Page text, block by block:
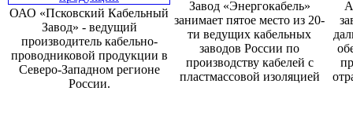
ОАО «Псковский Кабельный
Завод» - ведущий
производитель кабельно-
проводниковой продукции в
Северо-Западном регионе
России.
Завод «Энергокабель»
занимает пятое место из 20-
ти ведущих кабельных
заводов России по
производству кабелей с
пластмассовой изоляцией